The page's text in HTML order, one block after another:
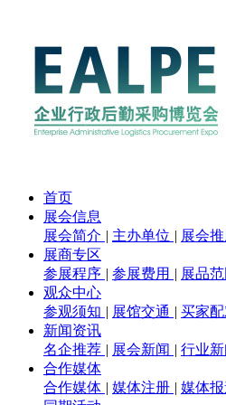
首页
展会信息
展会简介 | 主办单位 | 展会
展商专区
参展程序 | 参展费用 | 展品范
观众中心
参观须知 | 展馆交通 | 买家
新闻资讯
名企推荐 | 展会新闻 | 行业新
合作媒体
合作媒体 | 媒体注册 | 媒体